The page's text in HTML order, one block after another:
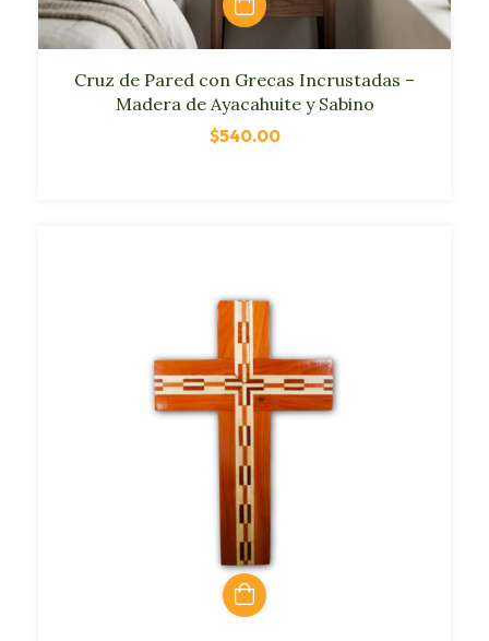
Cruz de Pared con Grecas Incrustadas –
Madera de Ayacahuite y Sabino
$540.00